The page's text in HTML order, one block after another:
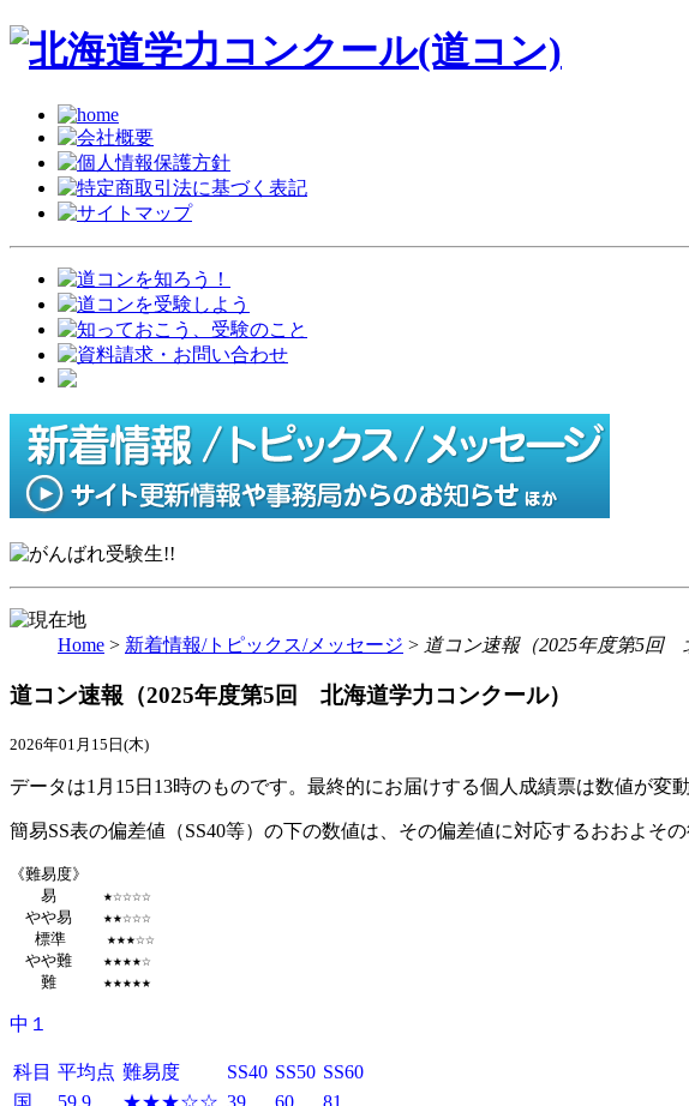
Home > 新着情報/トピックス/メッセージ > 道コン速報（2025年度第5回
道コン速報（2025年度第5回 北海道学力コンクール）
2026年01月15日(木)
データは1月15日13時のものです。最終的にお届けする個人成績票は数値が変
簡易SS表の偏差値（SS40等）の下の数値は、その偏差値に対応するおおよその
《難易度》
易　　　★☆☆☆☆
やや易　　★★☆☆☆
標準 　　★★★☆☆
やや難　　★★★★☆
中１
科目 平均点 難易度 SS40 SS50 SS60